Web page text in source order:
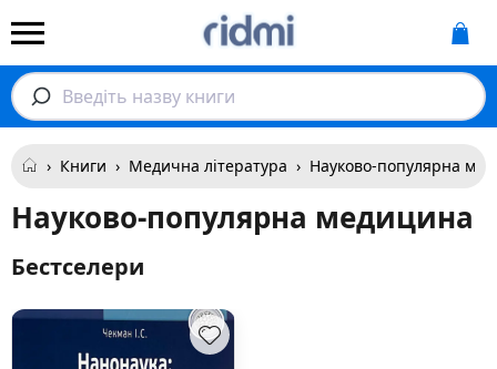
Введіть назву книги
› Книги › Медична література › Науково-популярна
Науково-популярна медицина
Бестселери